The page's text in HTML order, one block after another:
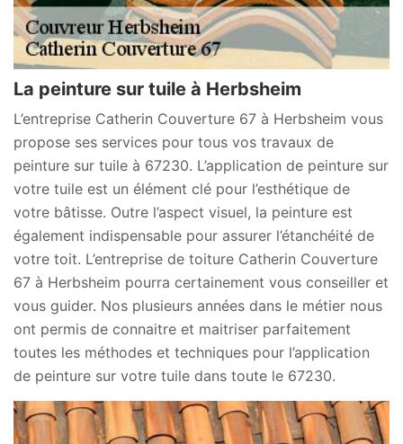
La peinture sur tuile à Herbsheim
L’entreprise Catherin Couverture 67 à Herbsheim vous
propose ses services pour tous vos travaux de
peinture sur tuile à 67230. L’application de peinture sur
votre tuile est un élément clé pour l’esthétique de
votre bâtisse. Outre l’aspect visuel, la peinture est
également indispensable pour assurer l’étanchéité de
votre toit. L’entreprise de toiture Catherin Couverture
67 à Herbsheim pourra certainement vous conseiller et
vous guider. Nos plusieurs années dans le métier nous
ont permis de connaitre et maitriser parfaitement
toutes les méthodes et techniques pour l’application
de peinture sur votre tuile dans toute le 67230.